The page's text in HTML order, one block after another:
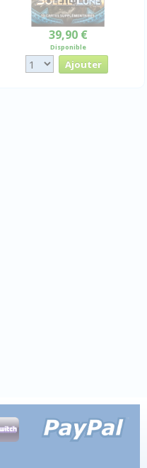
39,90 €
Disponible